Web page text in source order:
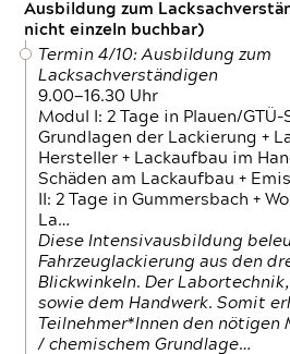
Ausbildung zum
nicht einzeln buchbar)
Termin 4/10: Ausbildung zum
Lacksachverständigen
9.00—16.30 Uhr
Modul I: 2 Tage in Plauen/
Grundlagen der Lackierung +
Hersteller + Lackaufbau im
Schäden am Lackaufbau +
II: 2 Tage in Gummersbach +
La…
Diese Intensivausbildung
Fahrzeuglackierung aus den
Blickwinkeln. Der
sowie dem Handwerk. Somit
Teilnehmer*Innen den nötigen
/ chemischem Grundlage…